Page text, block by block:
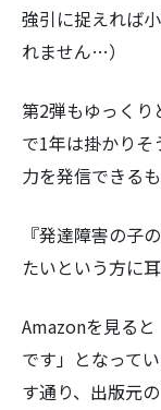
強引に捉えれば
れません…）
第2弾もゆっくり
で1年は掛かり
力を発信できる
『発達障害の子
たいという方に
Amazonを見る
です」となって
す通り、出版元